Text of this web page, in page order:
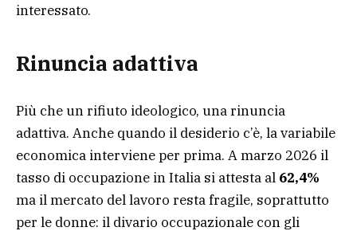
interessato.
Rinuncia adattiva
Più che un rifiuto ideologico, una rinuncia
adattiva. Anche quando il desiderio c’è, la variabile
economica interviene per prima. A marzo 2026 il
tasso di occupazione in Italia si attesta al 62,4%
ma il mercato del lavoro resta fragile, soprattutto
per le donne: il divario occupazionale con gli